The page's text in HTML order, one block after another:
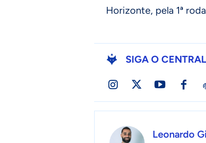
Horizonte, pela 1ª
SIGA O
Leonardo